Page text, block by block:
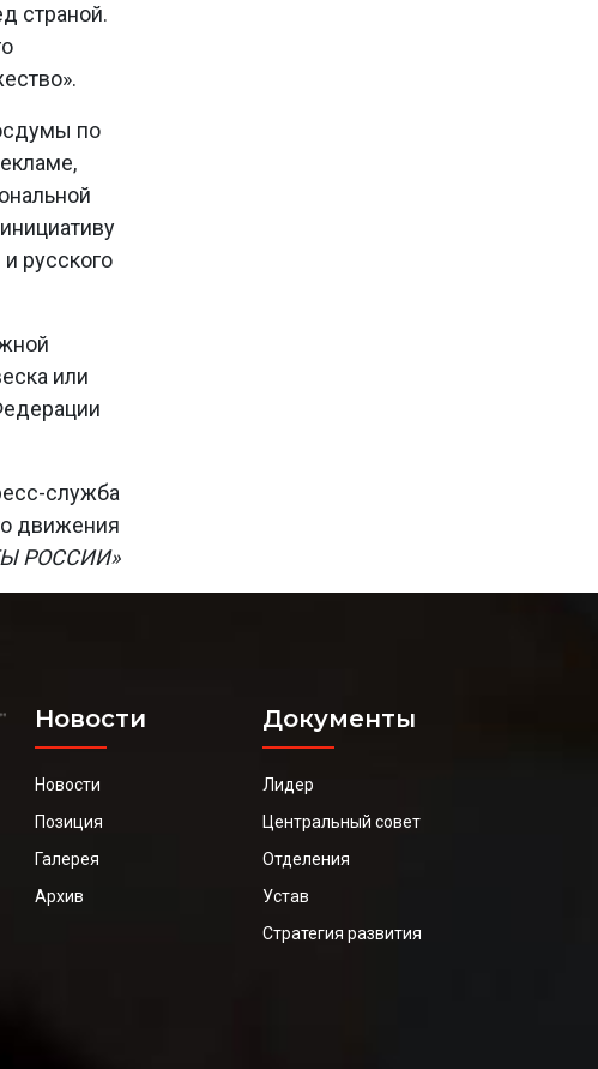
страной.
по
русского
или
служба
движения
РОССИИ»
Новости
Новости
Позиция
Галерея
Архив
Документы
Лидер
Центральный совет
Отделения
Устав
Стратегия развития